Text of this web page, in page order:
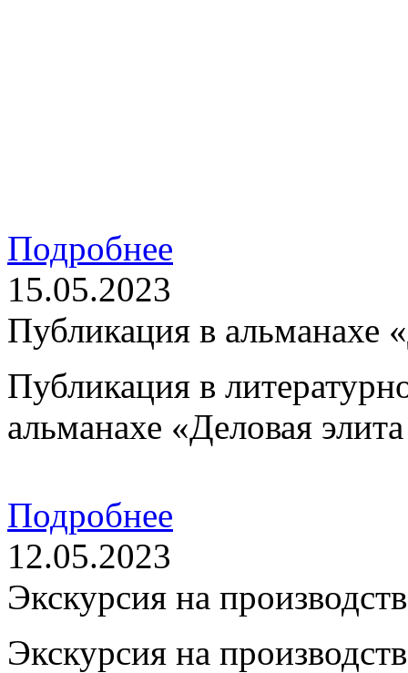
Подробнее
15.05.2023
Публикация в альманахе
Публикация в
альманахе «Деловая
Подробнее
12.05.2023
Экскурсия на
Экскурсия на